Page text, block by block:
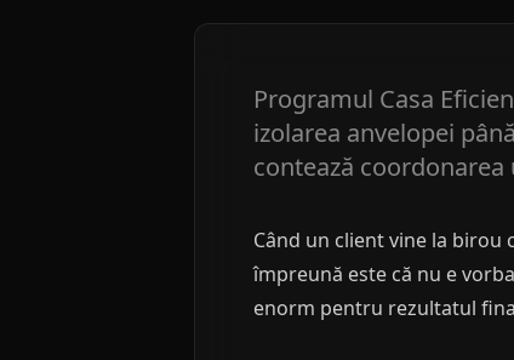
Programul Casa
izolarea anvelopei
contează
Când un client vine la
împreună este că nu e
enorm pentru rezultatul